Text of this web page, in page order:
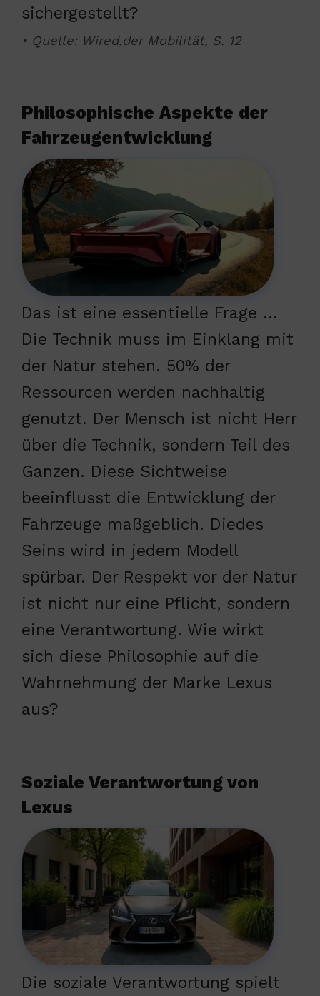
sichergestellt?
• Quelle: Wired,der Mobilität, S. 12
Philosophische Aspekte der
Fahrzeugentwicklung
Das ist eine essentielle Frage …
Die Technik muss im Einklang mit
der Natur stehen. 50% der
Ressourcen werden nachhaltig
genutzt. Der Mensch ist nicht Herr
über die Technik, sondern Teil des
Ganzen. Diese Sichtweise
beeinflusst die Entwicklung der
Fahrzeuge maßgeblich. Diedes
Seins wird in jedem Modell
spürbar. Der Respekt vor der Natur
ist nicht nur eine Pflicht, sondern
eine Verantwortung. Wie wirkt
sich diese Philosophie auf die
Wahrnehmung der Marke Lexus
aus?
Soziale Verantwortung von
Lexus
Die soziale Verantwortung spielt